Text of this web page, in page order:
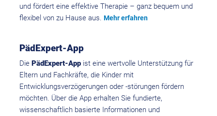
und fördert eine effektive Therapie – ganz bequem und
flexibel von zu Hause aus. Mehr erfahren
PädExpert-App
Die PädExpert-App ist eine wertvolle Unterstützung für
Eltern und Fachkräfte, die Kinder mit
Entwicklungsverzögerungen oder -störungen fördern
möchten. Über die App erhalten Sie fundierte,
wissenschaftlich basierte Informationen und